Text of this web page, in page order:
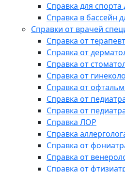
Справка для спорта
Справка в бассейн
Справки от врачей
Справка от
Справка от
Справка от
Справка от
Справка от
Справка от
Справка от
Справка ЛОР
Справка
Справка от
Справка от
Справка от